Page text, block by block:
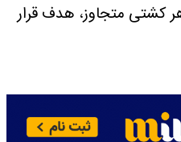
کشتی متجاوز، هدف قرار